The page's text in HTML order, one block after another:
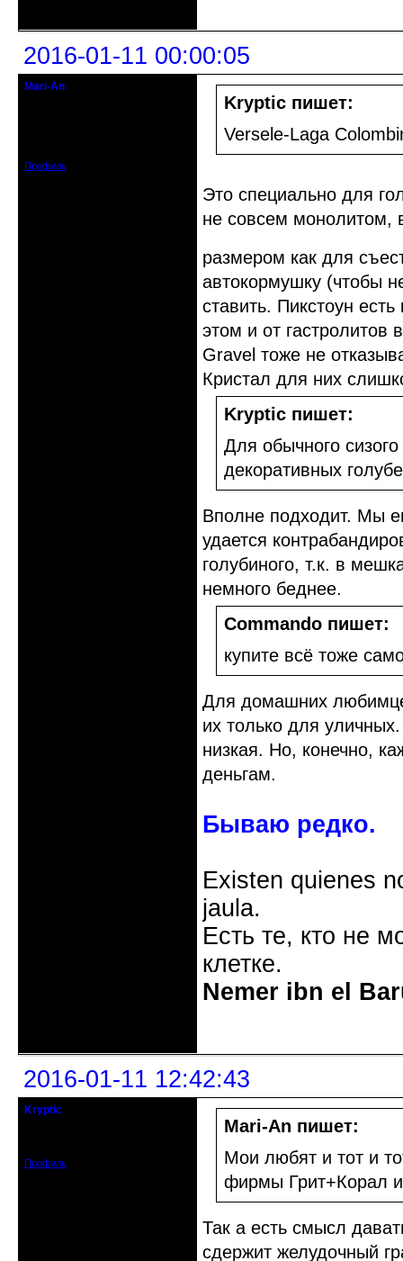
2016-01-11 00:00:05
Mari-An
Профиль
Kryptic пишет:
Versele-Laga
Это специально для
не совсем монолитом,
размером как для
автокормушку (чтобы
ставить. Пикстоун
этом и от
Gravel тоже не
Кристал для них
Kryptic пишет:
Для обычного
декоративных
Вполне подходит. Мы
удается
голубиного, т.к. в
немного беднее.
Commando пишет:
купите всё тоже
Для домашних
их только для
низкая. Но, конечно,
деньгам.
Бываю редко.
Existen quienes
jaula.
Есть те, кто не
клетке.
Nemer ibn el
2016-01-11 12:42:43
Kryptic
Профиль
Mari-An пишет:
Мои любят и тот и
фирмы Грит+Корал
Так а есть смысл
сдержит желудочный